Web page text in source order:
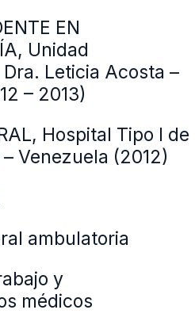
EN
Unidad
Leticia Acosta –
– 2013)
Hospital Tipo I de
Venezuela (2012)
ambulatoria
y
médicos